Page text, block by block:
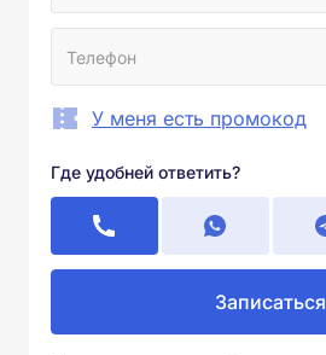
У меня есть промокод
Где удобней ответить?
Записаться